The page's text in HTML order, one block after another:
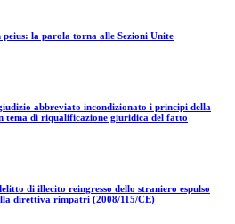
la parola torna alle Sezioni Unite
abbreviato incondizionato i principi della
tema di riqualificazione giuridica del fatto
di illecito reingresso dello straniero espulso
direttiva rimpatri (2008/115/CE)